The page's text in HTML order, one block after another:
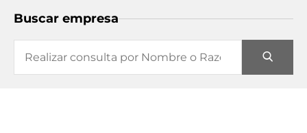
Buscar empresa